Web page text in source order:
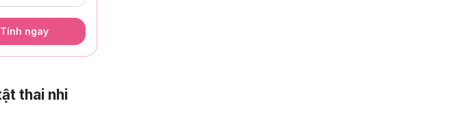
Tính ngay
thai nhi